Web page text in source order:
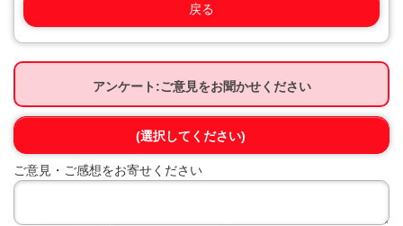
戻る
アンケート:ご意見をお聞かせください
(選択してください)
ご意見・ご感想をお寄せください